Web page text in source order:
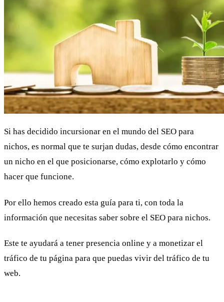
Si has decidido incursionar en el mundo del SEO para
nichos, es normal que te surjan dudas, desde cómo encontrar
un nicho en el que posicionarse, cómo explotarlo y cómo
hacer que funcione.
Por ello hemos creado esta guía para ti, con toda la
información que necesitas saber sobre el SEO para nichos.
Este te ayudará a tener presencia online y a monetizar el
tráfico de tu página para que puedas vivir del tráfico de tu
web.